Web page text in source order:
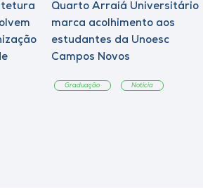
Quarto Arraiá Universitário
marca acolhimento aos
estudantes da Unoesc
Campos Novos
Graduação Notícia